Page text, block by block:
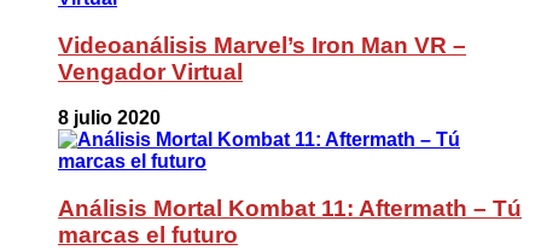
Videoanálisis Marvel’s Iron Man VR –
Vengador Virtual
8 julio 2020
Análisis Mortal Kombat 11: Aftermath – Tú
marcas el futuro